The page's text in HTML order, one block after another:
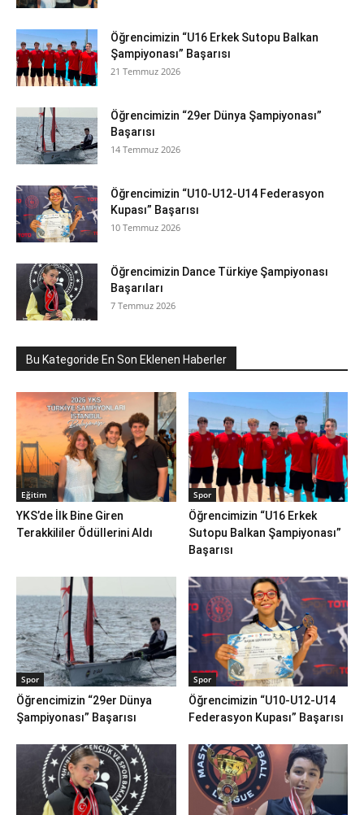
Öğrencimizin “U16 Erkek Sutopu Balkan
Şampiyonası” Başarısı
21 Temmuz 2026
Öğrencimizin “29er Dünya Şampiyonası”
Başarısı
14 Temmuz 2026
Öğrencimizin “U10-U12-U14 Federasyon
Kupası” Başarısı
10 Temmuz 2026
Öğrencimizin Dance Türkiye Şampiyonası
Başarıları
7 Temmuz 2026
Bu Kategoride En Son Eklenen Haberler
Eğitim
YKS’de İlk Bine Giren
Terakkililer Ödüllerini Aldı
Spor
Öğrencimizin “U16 Erkek
Sutopu Balkan Şampiyonası”
Başarısı
Spor
Öğrencimizin “29er Dünya
Şampiyonası” Başarısı
Spor
Öğrencimizin “U10-U12-U14
Federasyon Kupası” Başarısı